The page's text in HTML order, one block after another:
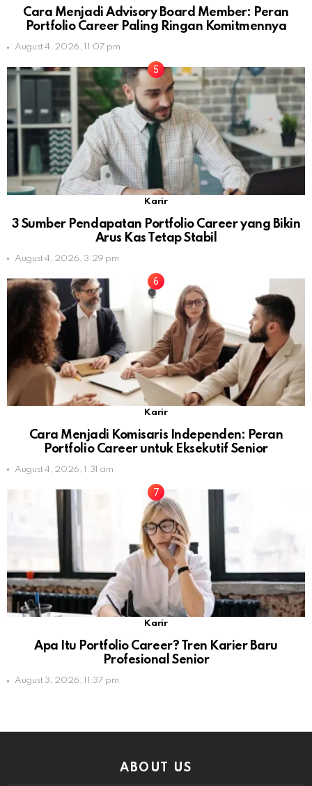
Cara Menjadi Advisory Board Member: Peran
Portfolio Career Paling Ringan Komitmennya
August 4, 2026, 11:07 pm
Karir
3 Sumber Pendapatan Portfolio Career yang Bikin
Arus Kas Tetap Stabil
August 4, 2026, 3:29 pm
Karir
Cara Menjadi Komisaris Independen: Peran
Portfolio Career untuk Eksekutif Senior
August 4, 2026, 1:31 am
Karir
Apa Itu Portfolio Career? Tren Karier Baru
Profesional Senior
August 3, 2026, 11:37 pm
ABOUT US